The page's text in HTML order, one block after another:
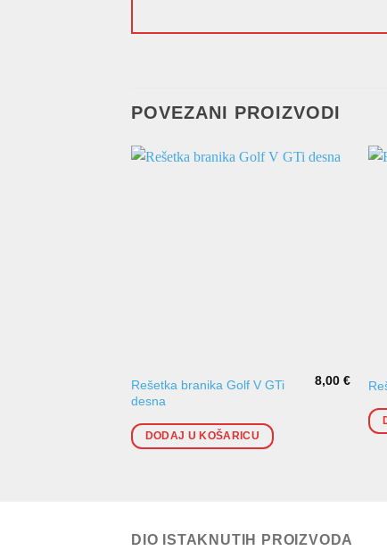
POVEZANI PROIZVODI
Rešetka branika Golf V GTi
desna
8,00€
DODAJ U KOŠARICU
DIO ISTAKNUTIH PROIZVODA